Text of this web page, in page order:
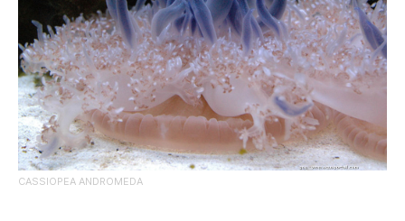
CASSIOPEA ANDROMEDA